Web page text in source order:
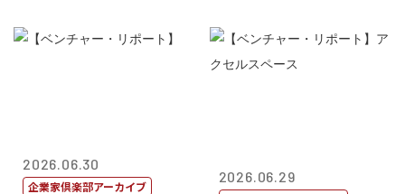
2026.06.30
企業家倶楽部アーカイブ
2026.06.29